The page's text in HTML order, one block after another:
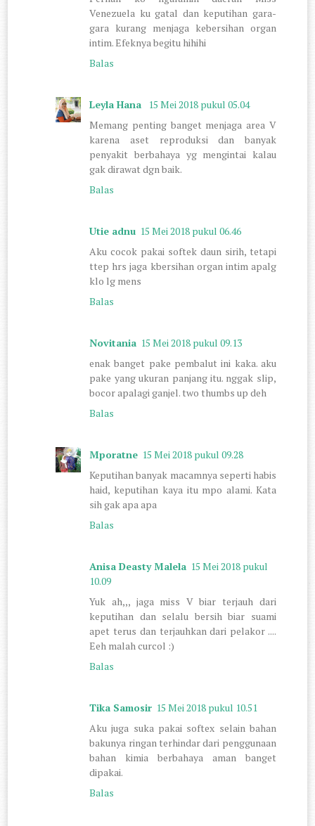
Venezuela ku gatal dan keputihan gara-
gara kurang menjaga kebersihan organ
intim. Efeknya begitu hihihi
Balas
Leyla Hana
15 Mei 2018 pukul 05.04
Memang penting banget menjaga area V
karena aset reproduksi dan banyak
penyakit berbahaya yg mengintai kalau
gak dirawat dgn baik.
Balas
Utie adnu 15 Mei 2018 pukul 06.46
Aku cocok pakai softek daun sirih, tetapi
ttep hrs jaga kbersihan organ intim apalg
klo lg mens
Balas
Novitania 15 Mei 2018 pukul 09.13
enak banget pake pembalut ini kaka. aku
pake yang ukuran panjang itu. nggak slip,
bocor apalagi ganjel. two thumbs up deh
Balas
Mporatne 15 Mei 2018 pukul 09.28
Keputihan banyak macamnya seperti habis
haid, keputihan kaya itu mpo alami. Kata
sih gak apa apa
Balas
Anisa Deasty Malela 15 Mei 2018 pukul
10.09
Yuk ah,,, jaga miss V biar terjauh dari
keputihan dan selalu bersih biar suami
apet terus dan terjauhkan dari pelakor ....
Eeh malah curcol :)
Balas
Tika Samosir 15 Mei 2018 pukul 10.51
Aku juga suka pakai softex selain bahan
bakunya ringan terhindar dari penggunaan
bahan kimia berbahaya aman banget
dipakai.
Balas